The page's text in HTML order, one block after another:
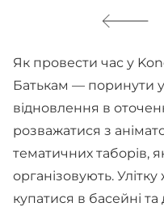
Як провести час у
Батькам — поринути у
відновлення в
розважатися з
тематичних таборів,
організовують.
купатися в басейні